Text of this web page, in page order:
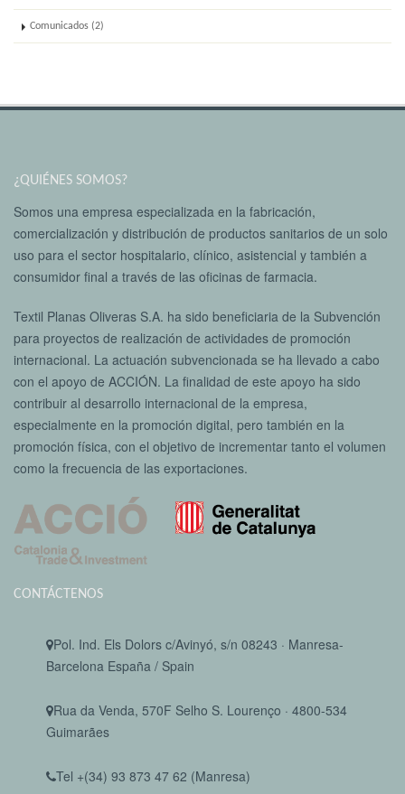
Comunicados (2)
¿QUIÉNES SOMOS?
Somos una empresa especializada en la fabricación,
comercialización y distribución de productos sanitarios de un solo
uso para el sector hospitalario, clínico, asistencial y también a
consumidor final a través de las oficinas de farmacia.
Textil Planas Oliveras S.A. ha sido beneficiaria de la Subvención
para proyectos de realización de actividades de promoción
internacional. La actuación subvencionada se ha llevado a cabo
con el apoyo de ACCIÓN. La finalidad de este apoyo ha sido
contribuir al desarrollo internacional de la empresa,
especialmente en la promoción digital, pero también en la
promoción física, con el objetivo de incrementar tanto el volumen
como la frecuencia de las exportaciones.
CONTÁCTENOS
Pol. Ind. Els Dolors c/Avinyó, s/n 08243 · Manresa-
Barcelona España / Spain
Rua da Venda, 570F Selho S. Lourenço · 4800-534
Guimarães
Tel +(34) 93 873 47 62 (Manresa)